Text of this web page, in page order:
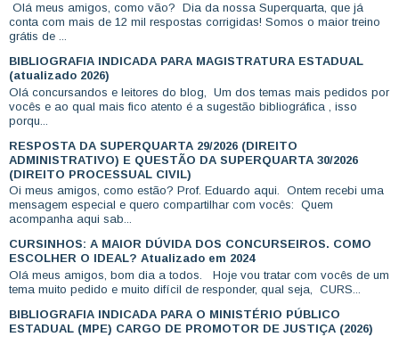
Olá meus amigos, como vão? Dia da nossa Superquarta, que já
conta com mais de 12 mil respostas corrigidas! Somos o maior treino
grátis de ...
BIBLIOGRAFIA INDICADA PARA MAGISTRATURA ESTADUAL
(atualizado 2026)
Olá concursandos e leitores do blog, Um dos temas mais pedidos por
vocês e ao qual mais fico atento é a sugestão bibliográfica , isso
porqu...
RESPOSTA DA SUPERQUARTA 29/2026 (DIREITO
ADMINISTRATIVO) E QUESTÃO DA SUPERQUARTA 30/2026
(DIREITO PROCESSUAL CIVIL)
Oi meus amigos, como estão? Prof. Eduardo aqui. Ontem recebi uma
mensagem especial e quero compartilhar com vocês: Quem
acompanha aqui sab...
CURSINHOS: A MAIOR DÚVIDA DOS CONCURSEIROS. COMO
ESCOLHER O IDEAL? Atualizado em 2024
Olá meus amigos, bom dia a todos. Hoje vou tratar com vocês de um
tema muito pedido e muito difícil de responder, qual seja, CURS...
BIBLIOGRAFIA INDICADA PARA O MINISTÉRIO PÚBLICO
ESTADUAL (MPE) CARGO DE PROMOTOR DE JUSTIÇA (2026)